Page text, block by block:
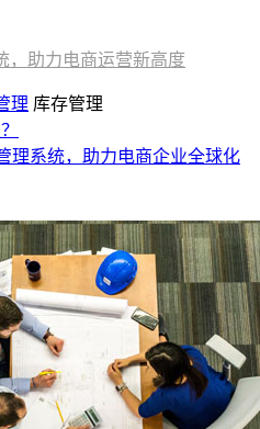
，助力电商运营新高度
理 库存管理
理系统，助力电商企业全球化